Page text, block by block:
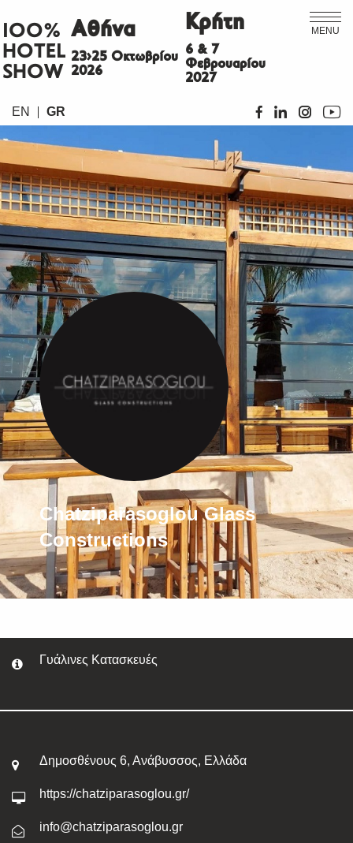
MENU
ΙΟΟ%
HOTEL
SHOW
Αθήνα
23>25 Οκτωβρίου
2026
Κρήτη
6 & 7
Φεβρουαρίου
2027
EN GR
Chatziparasoglou Glass
Constructions
Γυάλινες Κατασκευές
Δημοσθένους 6, Ανάβυσσος, Ελλάδα
https://chatziparasoglou.gr/
info@chatziparasoglou.gr